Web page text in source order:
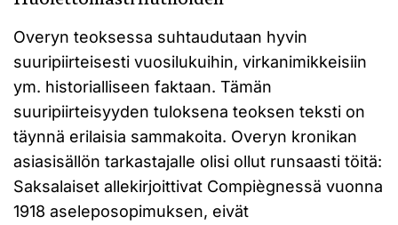
Overyn teoksessa suhtaudutaan hyvin
suuripiirteisesti vuosilukuihin, virkanimikkeisiin
ym. historialliseen faktaan. Tämän
suuripiirteisyyden tuloksena teoksen teksti on
täynnä erilaisia sammakoita. Overyn kronikan
asiasisällön tarkastajalle olisi ollut runsaasti töitä:
Saksalaiset allekirjoittivat Compiègnessä vuonna
1918 aseleposopimuksen, eivät